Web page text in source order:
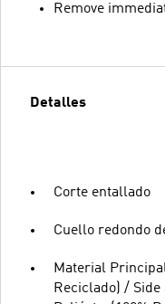
Remove
Detalles
Corte entallado
Cuello redondo
Material
Reciclado) /